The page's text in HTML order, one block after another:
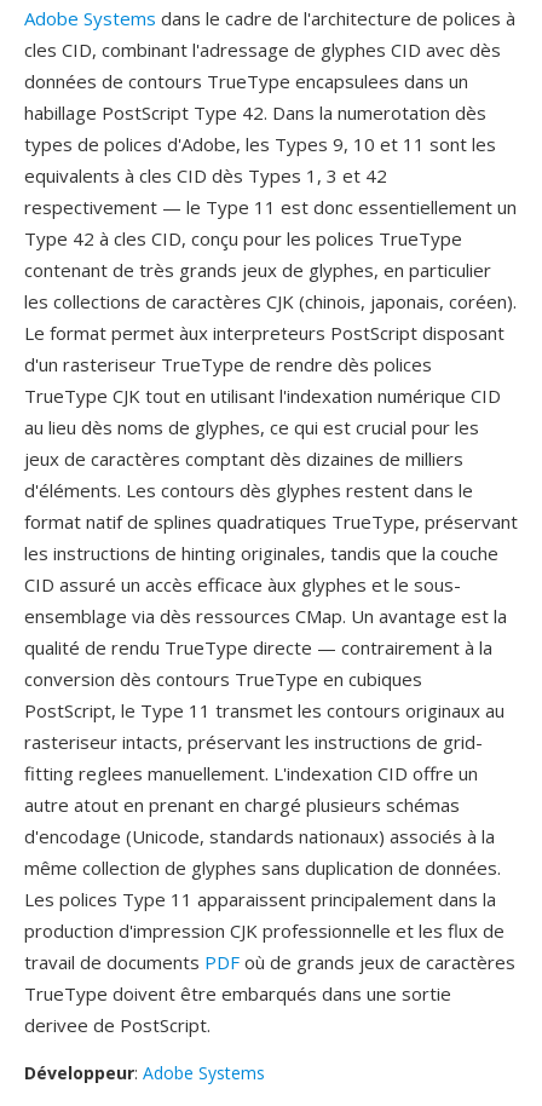
Adobe Systems dans le cadre de l'architecture de polices à
cles CID, combinant l'adressage de glyphes CID avec dès
données de contours TrueType encapsulees dans un
habillage PostScript Type 42. Dans la numerotation dès
types de polices d'Adobe, les Types 9, 10 et 11 sont les
equivalents à cles CID dès Types 1, 3 et 42
respectivement — le Type 11 est donc essentiellement un
Type 42 à cles CID, conçu pour les polices TrueType
contenant de très grands jeux de glyphes, en particulier
les collections de caractères CJK (chinois, japonais, coréen).
Le format permet àux interpreteurs PostScript disposant
d'un rasteriseur TrueType de rendre dès polices
TrueType CJK tout en utilisant l'indexation numérique CID
au lieu dès noms de glyphes, ce qui est crucial pour les
jeux de caractères comptant dès dizaines de milliers
d'éléments. Les contours dès glyphes restent dans le
format natif de splines quadratiques TrueType, préservant
les instructions de hinting originales, tandis que la couche
CID assuré un accès efficace àux glyphes et le sous-
ensemblage via dès ressources CMap. Un avantage est la
qualité de rendu TrueType directe — contrairement à la
conversion dès contours TrueType en cubiques
PostScript, le Type 11 transmet les contours originaux au
rasteriseur intacts, préservant les instructions de grid-
fitting reglees manuellement. L'indexation CID offre un
autre atout en prenant en chargé plusieurs schémas
d'encodage (Unicode, standards nationaux) associés à la
même collection de glyphes sans duplication de données.
Les polices Type 11 apparaissent principalement dans la
production d'impression CJK professionnelle et les flux de
travail de documents PDF où de grands jeux de caractères
TrueType doivent être embarqués dans une sortie
derivee de PostScript.
Développeur: Adobe Systems